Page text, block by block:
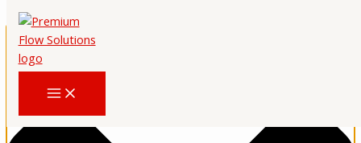
Hozzájárulás kezelése